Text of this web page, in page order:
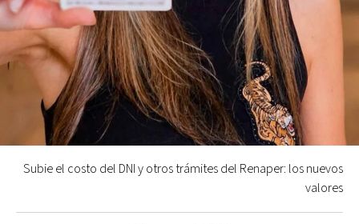
Subie el costo del DNI y otros trámites del Renaper: los nuevos
valores